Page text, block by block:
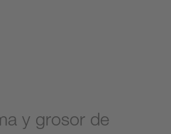
y grosor de